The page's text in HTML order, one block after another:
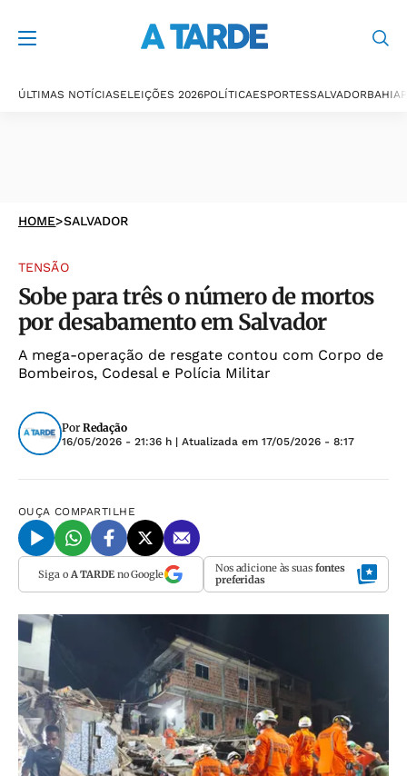
ÚLTIMAS NOTÍCIASELEIÇÕES 2026POLÍTICAESPORTESSALVADORBAHIA
HOME>SALVADOR
TENSÃO
Sobe para três o número de mortos
por desabamento em Salvador
A mega-operação de resgate contou com Corpo de
Bombeiros, Codesal e Polícia Militar
Por Redação
16/05/2026 - 21:36 h | Atualizada em 17/05/2026 - 8:17
OUÇA COMPARTILHE
Siga o A TARDEno Google Nos adicione às suas fontes
preferidas